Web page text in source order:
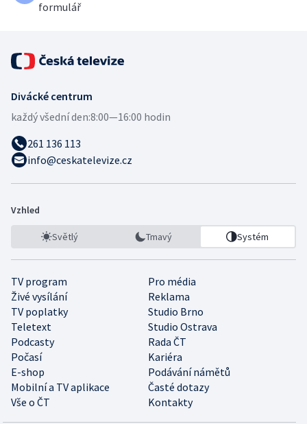
formulář
Divácké centrum
každý všední den:8:00—16:00 hodin
261 136 113
info@ceskatelevize.cz
Vzhled
Světlý Tmavý Systém
TV program
Pro média
Živé vysílání
Reklama
TV poplatky
Studio Brno
Teletext
Studio Ostrava
Podcasty
Rada ČT
Počasí
Kariéra
E-shop
Podávání námětů
Mobilní a TV aplikace
Časté dotazy
Vše o ČT
Kontakty